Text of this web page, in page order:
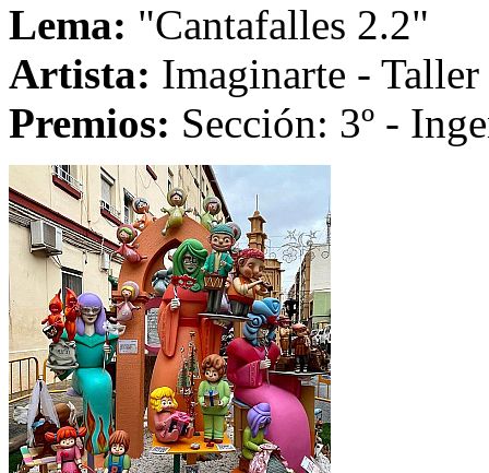
Lema: "Cantafalles 2.2"
Artista: Imaginarte -
Premios: Sección: 3º -